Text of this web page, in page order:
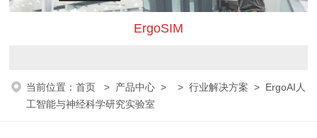
ErgoSIM
当前位置：首页 > 产品中心 > >行业解决方案 > ErgoAI人
工智能与神经科学研究实验室